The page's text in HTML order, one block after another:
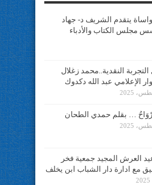
يتقدم الشريف د- جهاد
مجلس الكتاب والأدباء
النقدية..محمد زغلال
الإعلامي عبد الله دكدوك
… بقلم حمدي الطحان
العرش المجيد جمعية فخر
مع ادارة دار الشباب ابن يخلف